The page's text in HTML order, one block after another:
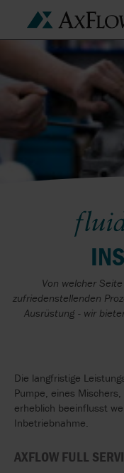
Von welcher
zufriedenstellenden
Ausrüstung - wir
Die langfristige
Pumpe, eines
erheblich beeinflusst
Inbetriebnahme.
AXFLOW FULL